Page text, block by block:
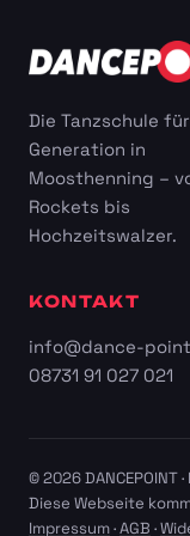
Die Tanzschule
Generation in
Moosthenning –
Rockets bis
Hochzeitswalzer.
KONTAKT
info@dance-
08731 91 027 021
© 2026 DANCEPOINT
Diese Webseite
Impressum·AGB ·